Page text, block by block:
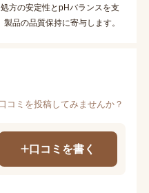
方の安定性とpHバランスを支
品の品質保持に寄与します。
コミを投稿してみませんか？
口コミを書く